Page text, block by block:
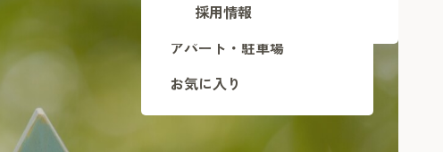
中古住宅
アパート・駐車場
お気に入り
採用情報